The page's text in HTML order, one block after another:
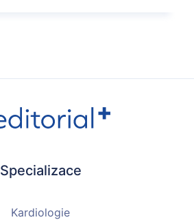
Specializace
Kardiologie